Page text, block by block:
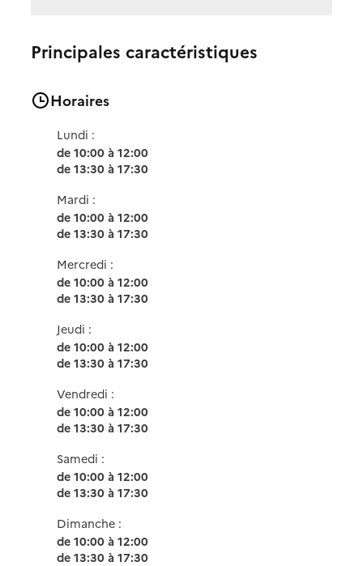
Principales caractéristiques
Horaires
Lundi :
de 10:00 à 12:00
de 13:30 à 17:30
Mardi :
de 10:00 à 12:00
de 13:30 à 17:30
Mercredi :
de 10:00 à 12:00
de 13:30 à 17:30
Jeudi :
de 10:00 à 12:00
de 13:30 à 17:30
Vendredi :
de 10:00 à 12:00
de 13:30 à 17:30
Samedi :
de 10:00 à 12:00
de 13:30 à 17:30
Dimanche :
de 10:00 à 12:00
de 13:30 à 17:30